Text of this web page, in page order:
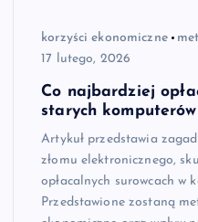
korzyści ekonomiczne
17 lutego, 2026
Co najbardziej
starych
Artykuł przedstawia
złomu elektronicznego,
opłacalnych surowcach w
Przedstawione zostaną